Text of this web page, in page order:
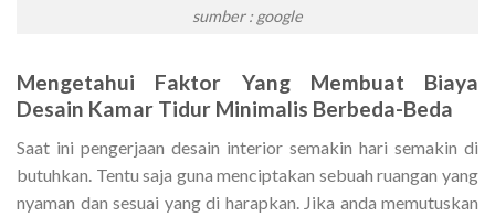
sumber : google
Mengetahui Faktor Yang Membuat Biaya
Desain Kamar Tidur Minimalis Berbeda-Beda
Saat ini pengerjaan desain interior semakin hari semakin di
butuhkan. Tentu saja guna menciptakan sebuah ruangan yang
nyaman dan sesuai yang di harapkan. Jika anda memutuskan